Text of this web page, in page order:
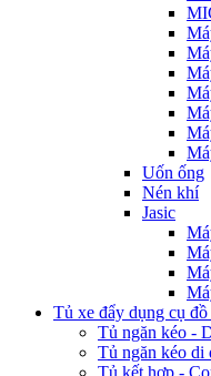
Uốn ống
Nén khí
Jasic
Tủ xe đẩy dụng cụ đồ
Tủ ngăn kéo -
Tủ ngăn kéo di
Tủ kết hợp -